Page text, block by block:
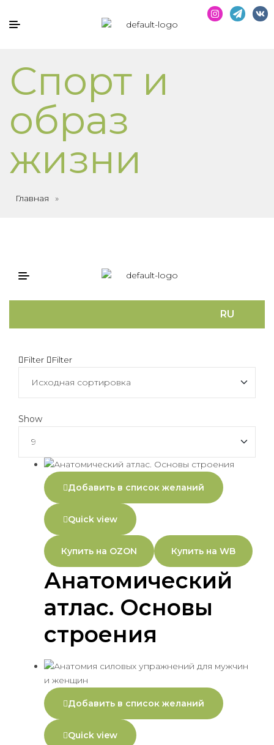
Спорт и
образ
жизни
Главная »
RU
Filter Filter
Show
Добавить в список желаний
Quick view
Купить на OZON Купить на WB
Анатомический
атлас. Основы
строения
Добавить в список желаний
Quick view